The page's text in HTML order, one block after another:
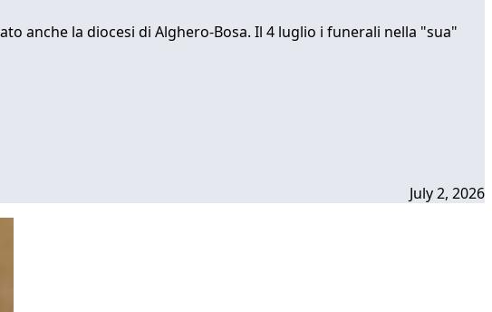
anche la diocesi di Alghero-Bosa. Il 4 luglio i funerali nella "sua"
July 2, 2026